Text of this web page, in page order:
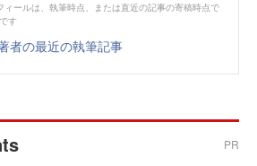
ィールは、執筆時点、または直近の記事の寄稿時点で
す
者の最近の執筆記事
PR